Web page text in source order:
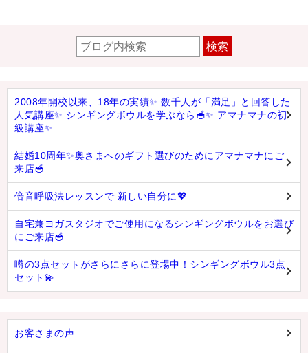
検索
2008年開校以来、18年の実績✨ 数千人が「満足」と回答した
人気講座✨ シンギングボウルを学ぶなら🥣✨ アマナマナの初
級講座✨
結婚10周年✨奥さまへのギフト選びのためにアマナマナにご
来店🥣
倍音呼吸法レッスンで 新しい自分に💖
自宅兼ヨガスタジオでご使用になるシンギングボウルをお選び
にご来店🥣
噂の3点セットがさらにさらに登場中！シンギングボウル3点
セット💫
お客さまの声